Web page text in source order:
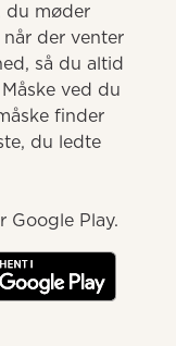
du møder
der venter
så du altid
ved du
finder
du ledte
Google Play.